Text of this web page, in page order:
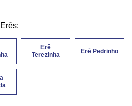
Erê
Terezinha
Erê Pedrinho